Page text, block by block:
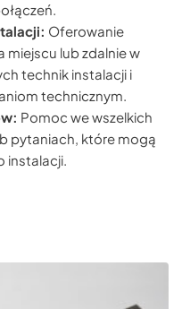
Oferowanie
lub zdalnie w
technik instalacji i
technicznym.
Pomoc we wszelkich
pytaniach, które mogą
instalacji.